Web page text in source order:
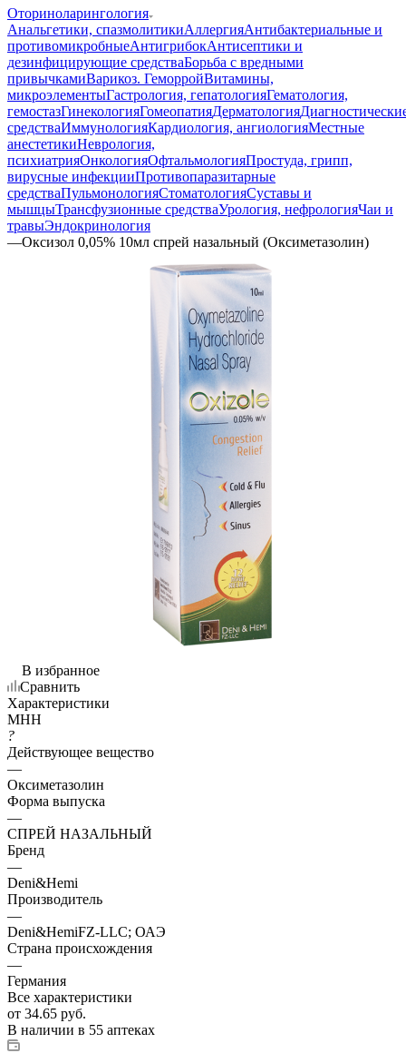
Оториноларингология
Анальгетики, спазмолитикиАллергияАнтибактериальные и
противомикробныеАнтигрибокАнтисептики и
дезинфицирующие средстваБорьба с вредными
привычкамиВарикоз. ГеморройВитамины,
микроэлементыГастрология, гепатологияГематология,
гемостазГинекологияГомеопатияДерматология
средстваИммунологияКардиология, ангиологияМестные
анестетикиНеврология,
психиатрияОнкологияОфтальмологияПростуда, грипп,
вирусные инфекцииПротивопаразитарные
средстваПульмонологияСтоматологияСуставы и
мышцыТрансфузионные средстваУрология, нефрологияЧаи и
травыЭндокринология
—Оксизол 0,05% 10мл спрей назальный (Оксиметазолин)
В избранное
Сравнить
Характеристики
МНН
?
Действующее вещество
—
Оксиметазолин
Форма выпуска
—
СПРЕЙ НАЗАЛЬНЫЙ
Бренд
—
Deni&Hemi
Производитель
—
Deni&HemiFZ-LLC; ОАЭ
Страна происхождения
—
Германия
Все характеристики
от 34.65 руб.
В наличии в 55 аптеках